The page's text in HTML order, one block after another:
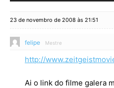
23 de novembro de 2008 às 21:51
felipe Mestre
http://
Ai o link do filme galera